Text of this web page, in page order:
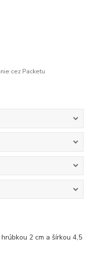
cez Packetu
2 cm a šírkou 4,5